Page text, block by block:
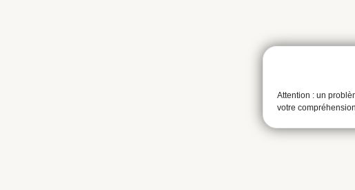
Attention : un
votre compréhension.